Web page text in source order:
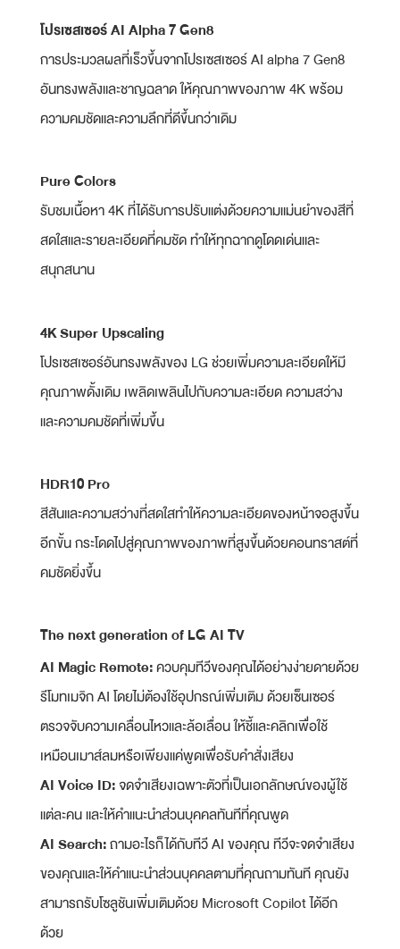
โปรเซสเซอร์ AI Alpha 7 Gen8
การประมวลผลที่เร็วขึ้นจากโปรเซสเซอร์ AI alpha 7 Gen8
อันทรงพลังและชาญฉลาด ให้คุณภาพของภาพ 4K พร้อม
ความคมชัดและความลึกที่ดีขึ้นกว่าเดิม
Pure Colors
รับชมเนื้อหา 4K ที่ได้รับการปรับแต่งด้วยความแม่นยําของสีที่
สดใสและรายละเอียดที่คมชัด ทําให้ทุกฉากดูโดดเด่นและ
สนุกสนาน
4K Super Upscaling
โปรเซสเซอร์อันทรงพลังของ LG ช่วยเพิ่มความละเอียดให้มี
คุณภาพดั้งเดิม เพลิดเพลินไปกับความละเอียด ความสว่าง
และความคมชัดที่เพิ่มขึ้น
HDR10 Pro
สีสันและความสว่างที่สดใสทําให้ความละเอียดของหน้าจอสูงขึ้น
อีกขั้น กระโดดไปสู่คุณภาพของภาพที่สูงขึ้นด้วยคอนทราสต์ที่
คมชัดยิ่งขึ้น
The next generation of LG AI TV
AI Magic Remote:ควบคุมทีวีของคุณได้อย่างง่ายดายด้วย
รีโมทเมจิก AI โดยไม่ต้องใช้อุปกรณ์เพิ่มเติม ด้วยเซ็นเซอร์
ตรวจจับความเคลื่อนไหวและล้อเลื่อน ให้ชี้และคลิกเพื่อใช้
เหมือนเมาส์ลมหรือเพียงแค่พูดเพื่อรับคําสั่งเสียง
AI Voice ID:จดจําเสียงเฉพาะตัวที่เป็นเอกลักษณ์ของผู้ใช้
แต่ละคน และให้คําแนะนําส่วนบุคคลทันทีที่คุณพูด
AI Search:ถามอะไรก็ได้กับทีวี AI ของคุณ ทีวีจะจดจําเสียง
ของคุณและให้คําแนะนําส่วนบุคคลตามที่คุณถามทันที คุณยัง
สามารถรับโซลูชันเพิ่มเติมด้วย Microsoft Copilot ได้อีก
ด้วย